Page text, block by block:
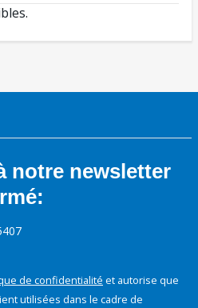
notre newsletter
de confidentialité et autorise que
utilisées dans le cadre de